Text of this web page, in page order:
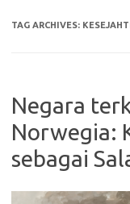
TAG ARCHIVES:
Negara
Norwegia:
sebagai